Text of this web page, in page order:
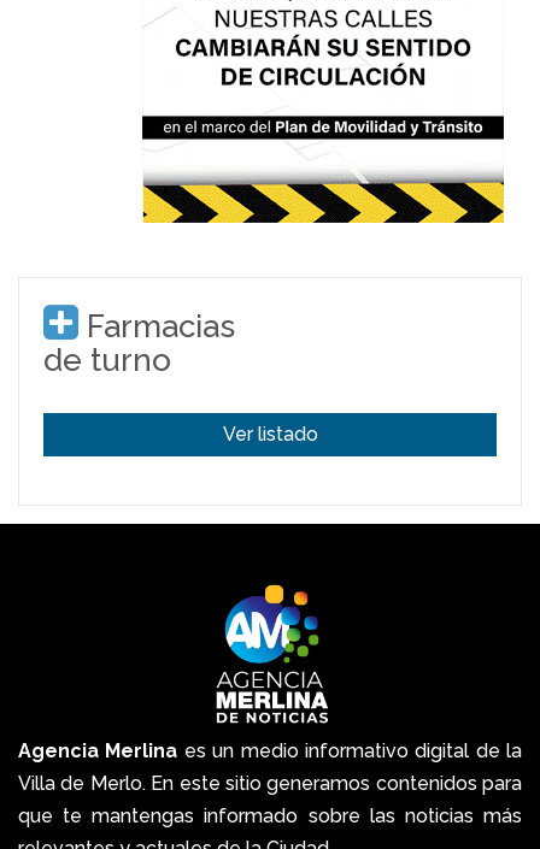
Farmacias
de turno
Ver listado
Agencia Merlina es un medio informativo digital de la
Villa de Merlo. En este sitio generamos contenidos para
que te mantengas informado sobre las noticias más